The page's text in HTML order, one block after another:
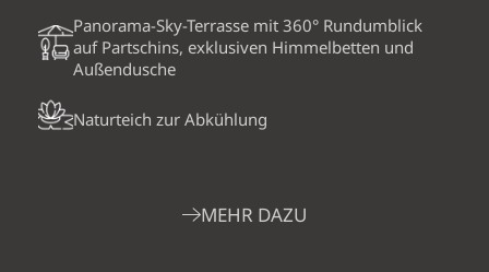
Panorama-Sky-Terrasse mit 360° Rundumblick
auf Partschins, exklusiven Himmelbetten und
Außendusche
Naturteich zur Abkühlung
MEHR DAZU